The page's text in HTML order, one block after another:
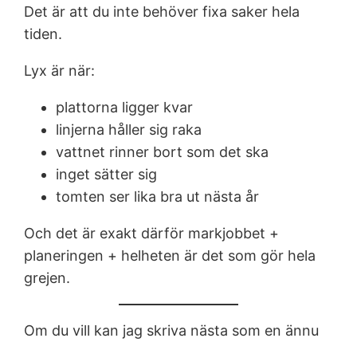
Det är att du inte behöver fixa saker hela
tiden.
Lyx är när:
plattorna ligger kvar
linjerna håller sig raka
vattnet rinner bort som det ska
inget sätter sig
tomten ser lika bra ut nästa år
Och det är exakt därför markjobbet +
planeringen + helheten är det som gör hela
grejen.
Om du vill kan jag skriva nästa som en ännu